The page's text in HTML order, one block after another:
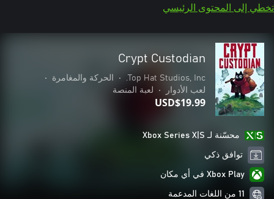
تخطي إلى المحتوى الرئيسي
Crypt Custodian
Top Hat Studios, Inc.
• الحركة والمغامرة
•
لعب الأدوار
• لعبة المنصة
USD$19.99
محسّنة لـ Xbox Series X|S
توافق ذكي
Xbox Play في أي مكان
11 من اللغات المدعمة